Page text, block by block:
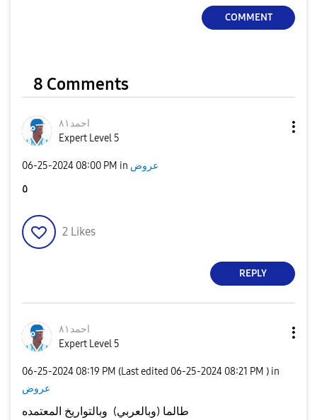
COMMENT
8 Comments
احمد٨١
Expert Level 5
‎06-25-2024 08:00 PM in عروض
٥
2 Likes
REPLY
احمد٨١
Expert Level 5
‎06-25-2024 08:19 PM (Last edited ‎06-25-2024 08:21 PM ) in
عروض
طالما (وبالعربي) وبالتواريخ المعتمده